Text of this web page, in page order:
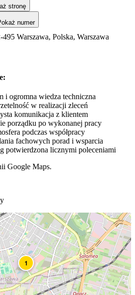
stronę
numer
Warszawa, Polska, Warszawa
i ogromna wiedza techniczna
w realizacji zleceń
komunikacja z klientem
porządku po wykonanej pracy
podczas współpracy
fachowych porad i wsparcia
potwierdzona licznymi poleceniami
Google Maps.
1